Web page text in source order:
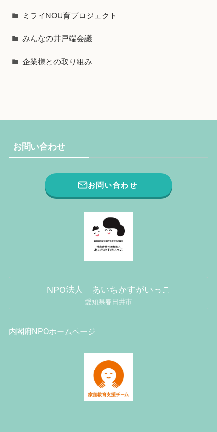
ミライNOU育プロジェクト
みんなの井戸端会議
企業様との取り組み
お問い合わせ
お問い合わせ
NPO法人 あいちかすがいっこ
愛知県春日井市
内閣府NPOホームページ